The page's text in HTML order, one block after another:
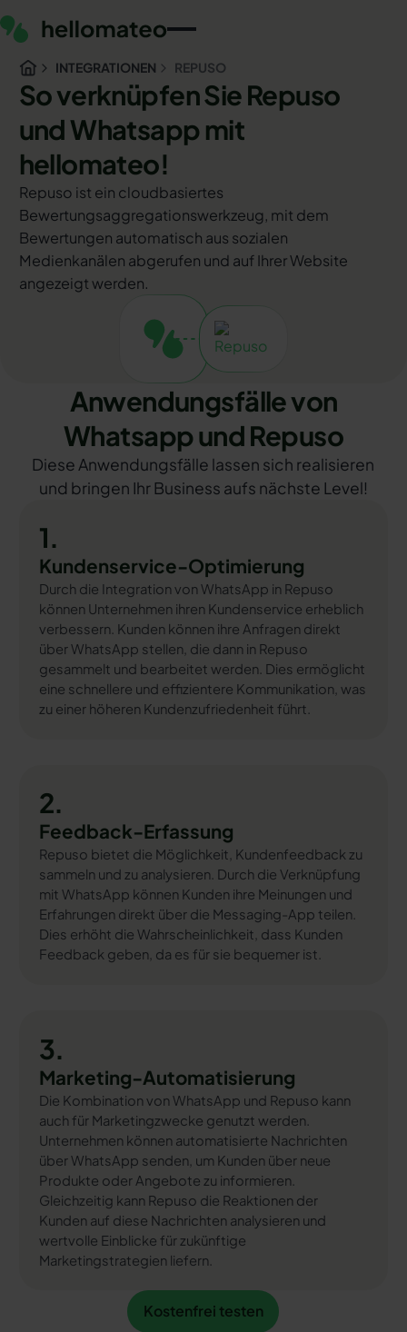
INTEGRATIONEN REPUSO
So verknüpfen Sie Repuso
und Whatsapp mit
hellomateo!
Repuso ist ein cloudbasiertes
Bewertungsaggregationswerkzeug, mit dem
Bewertungen automatisch aus sozialen
Medienkanälen abgerufen und auf Ihrer Website
angezeigt werden.
Anwendungsfälle von
Whatsapp und Repuso
Diese Anwendungsfälle lassen sich realisieren
und bringen Ihr Business aufs nächste Level!
1.
Kundenservice-Optimierung
Durch die Integration von WhatsApp in Repuso
können Unternehmen ihren Kundenservice erheblich
verbessern. Kunden können ihre Anfragen direkt
über WhatsApp stellen, die dann in Repuso
gesammelt und bearbeitet werden. Dies ermöglicht
eine schnellere und effizientere Kommunikation, was
zu einer höheren Kundenzufriedenheit führt.
2.
Feedback-Erfassung
Repuso bietet die Möglichkeit, Kundenfeedback zu
sammeln und zu analysieren. Durch die Verknüpfung
mit WhatsApp können Kunden ihre Meinungen und
Erfahrungen direkt über die Messaging-App teilen.
Dies erhöht die Wahrscheinlichkeit, dass Kunden
Feedback geben, da es für sie bequemer ist.
3.
Marketing-Automatisierung
Die Kombination von WhatsApp und Repuso kann
auch für Marketingzwecke genutzt werden.
Unternehmen können automatisierte Nachrichten
über WhatsApp senden, um Kunden über neue
Produkte oder Angebote zu informieren.
Gleichzeitig kann Repuso die Reaktionen der
Kunden auf diese Nachrichten analysieren und
wertvolle Einblicke für zukünftige
Marketingstrategien liefern.
Kostenfrei testen
Kostenfrei testen